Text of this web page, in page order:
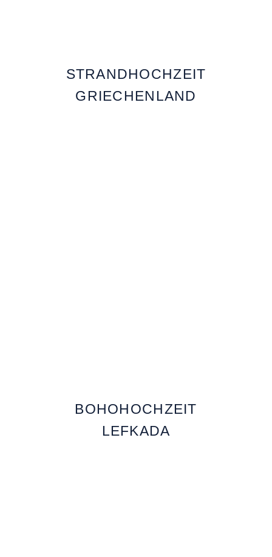
STRANDHOCHZEIT
GRIECHENLAND
BOHOHOCHZEIT
LEFKADA